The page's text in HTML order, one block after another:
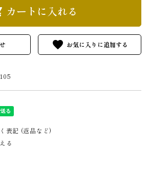
カートに入れる
favorite
表記 (返品など)
る